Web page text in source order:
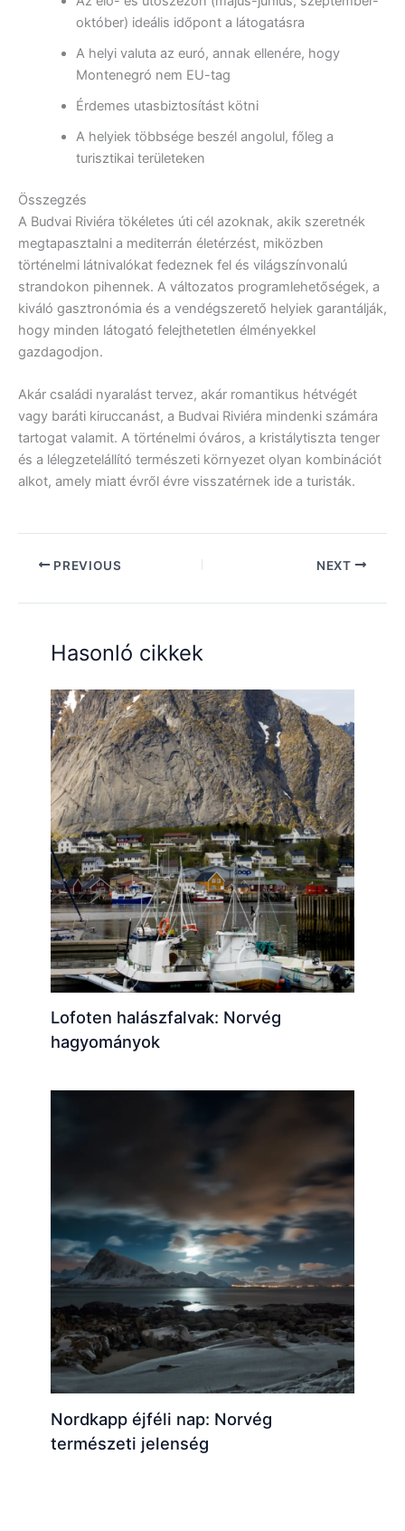
október) ideális időpont a látogatásra
A helyi valuta az euró, annak ellenére, hogy
Montenegró nem EU-tag
Érdemes utasbiztosítást kötni
A helyiek többsége beszél angolul, főleg a
turisztikai területeken
Összegzés
A Budvai Riviéra tökéletes úti cél azoknak, akik szeretnék
megtapasztalni a mediterrán életérzést, miközben
történelmi látnivalókat fedeznek fel és világszínvonalú
strandokon pihennek. A változatos programlehetőségek, a
kiváló gasztronómia és a vendégszerető helyiek garantálják,
hogy minden látogató felejthetetlen élményekkel
gazdagodjon.
Akár családi nyaralást tervez, akár romantikus hétvégét
vagy baráti kiruccanást, a Budvai Riviéra mindenki számára
tartogat valamit. A történelmi óváros, a kristálytiszta tenger
és a lélegzetelállító természeti környezet olyan kombinációt
alkot, amely miatt évről évre visszatérnek ide a turisták.
PREVIOUS NEXT
Hasonló cikkek
Lofoten halászfalvak: Norvég
hagyományok
Nordkapp éjféli nap: Norvég
természeti jelenség